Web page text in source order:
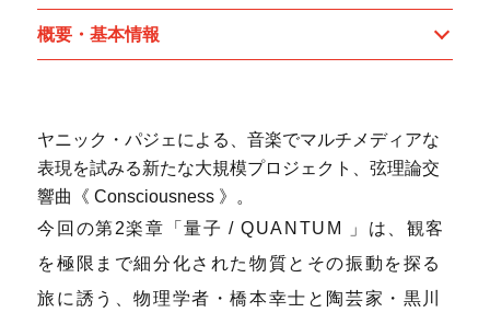
概要・基本情報
ヤニック・パジェによる、音楽でマルチメディアな
表現を試みる新たな大規模プロジェクト、弦理論交
響曲《 Consciousness 》。
今回の第2楽章「量子 / QUANTUM 」は、観客
を極限まで細分化された物質とその振動を探る
旅に誘う、物理学者・橋本幸士と陶芸家・黒川